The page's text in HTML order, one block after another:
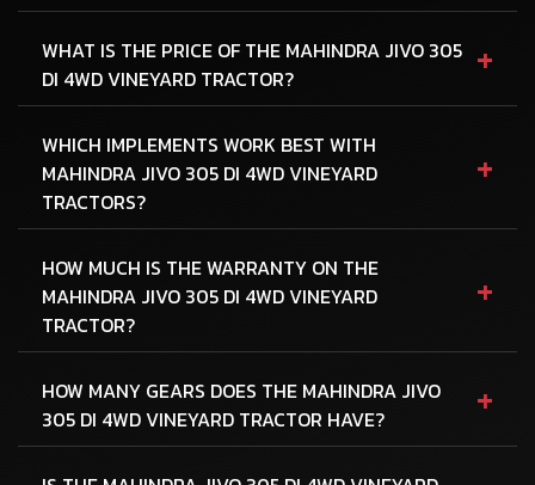
WHAT IS THE PRICE OF THE MAHINDRA JIVO 305
DI 4WD VINEYARD TRACTOR?
+
WHICH IMPLEMENTS WORK BEST WITH
MAHINDRA JIVO 305 DI 4WD VINEYARD
TRACTORS?
+
HOW MUCH IS THE WARRANTY ON THE
MAHINDRA JIVO 305 DI 4WD VINEYARD
TRACTOR?
+
HOW MANY GEARS DOES THE MAHINDRA JIVO
305 DI 4WD VINEYARD TRACTOR HAVE?
+